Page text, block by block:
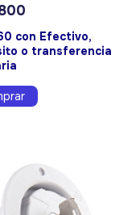
con Efectivo,
o transferencia